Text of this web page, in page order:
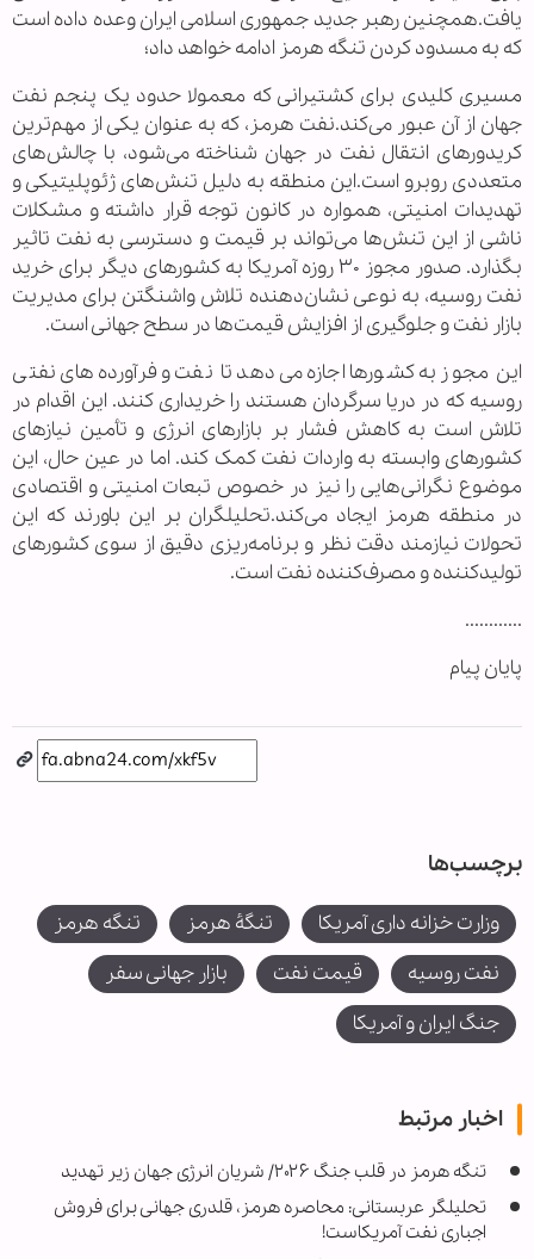
یافت.همچنین رهبر جدید جمهوری اسلامی ایران وعده داده است
که به مسدود کردن تنگه هرمز ادامه خواهد داد؛
مسیری کلیدی برای کشتیرانی که معمولا حدود یک پنجم نفت
جهان از آن عبور می‌کند.نفت هرمز، که به عنوان یکی از مهم‌ترین
کریدورهای انتقال نفت در جهان شناخته می‌شود، با چالش‌های
متعددی روبرو است.این منطقه به دلیل تنش‌های ژئوپلیتیکی و
تهدیدات امنیتی، همواره در کانون توجه قرار داشته و مشکلات
ناشی از این تنش‌ها می‌تواند بر قیمت و دسترسی به نفت تاثیر
بگذارد. صدور مجوز ۳۰ روزه آمریکا به کشورهای دیگر برای خرید
نفت روسیه، به نوعی نشان‌دهنده تلاش واشنگتن برای مدیریت
بازار نفت و جلوگیری از افزایش قیمت‌ها در سطح جهانی است.
این مجوز به کشورها اجازه می‌دهد تا نفت و فرآورده‌های نفتی
روسیه که در دریا سرگردان هستند را خریداری کنند. این اقدام در
تلاش است به کاهش فشار بر بازارهای انرژی و تأمین نیازهای
کشورهای وابسته به واردات نفت کمک کند. اما در عین حال، این
موضوع نگرانی‌هایی را نیز در خصوص تبعات امنیتی و اقتصادی
در منطقه هرمز ایجاد می‌کند.تحلیلگران بر این باورند که این
تحولات نیازمند دقت نظر و برنامه‌ریزی دقیق از سوی کشورهای
تولیدکننده و مصرف‌کننده نفت است.
............
پایان پیام
برچسب‌ها
وزارت خزانه داری آمریکا تنگۀ هرمز
تنگه هرمز
نفت روسیه
قیمت نفت
بازار جهانی سفر
جنگ ایران و آمریکا
اخبار مرتبط
تنگه هرمز در قلب جنگ ۲۰۲۶/ شریان انرژی جهان زیر تهدید
تحلیلگر عربستانی: محاصره هرمز، قلدری جهانی برای فروش
اجباری نفت آمریکاست!